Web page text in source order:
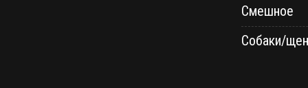
Смешное
Собаки/